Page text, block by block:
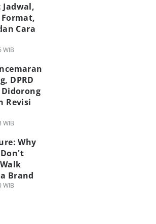
Jadwal,
Cara
WIB
DPRD
Didorong
Revisi
WIB
Why
Brand
WIB